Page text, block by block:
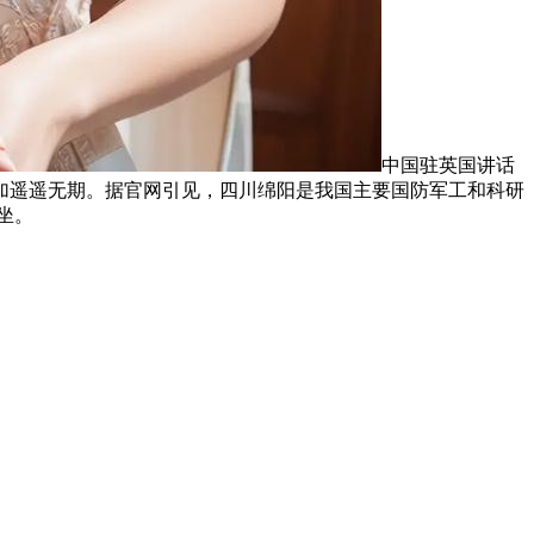
中国驻英国讲话
遥无期。据官网引见，四川绵阳是我国主要国防军工和科研
。